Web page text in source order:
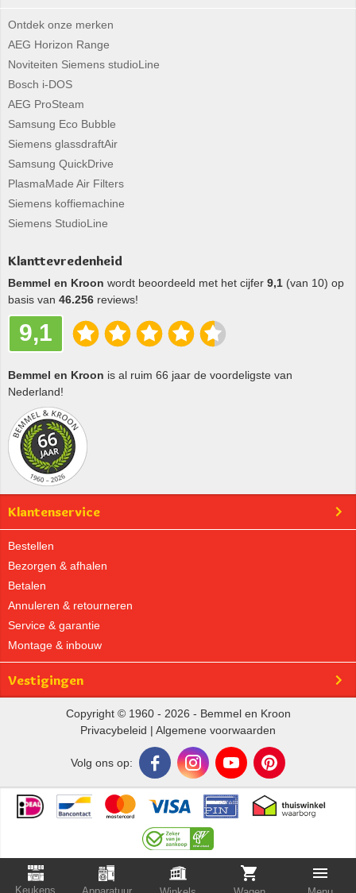
Keukens Apparatuur
Ontdek onze merken
AEG Horizon Range
Noviteiten Siemens studioLine
Bosch i-DOS
AEG ProSteam
Samsung Eco Bubble
Siemens glassdraftAir
Samsung QuickDrive
PlasmaMade Air Filters
Siemens koffiemachine
Siemens StudioLine
Klanttevredenheid
Bemmel en Kroon wordt beoordeeld met het cijfer 9,1 (van 10) op
basis van 46.256 reviews!
9,1
Bemmel en Kroon is al ruim 66 jaar de voordeligste van
Nederland!
Klantenservice
Bestellen
Bezorgen & afhalen
Betalen
Annuleren & retourneren
Service & garantie
Montage & inbouw
Vestigingen
Copyright © 1960 - 2026 - Bemmel en Kroon
Privacybeleid | Algemene voorwaarden
Volg ons op: